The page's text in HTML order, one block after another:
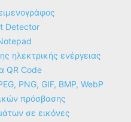
Detector
ηλεκτρικής ενέργειας
QR Code
PNG, GIF, BMP, WebP
πρόσβασης
σε εικόνες